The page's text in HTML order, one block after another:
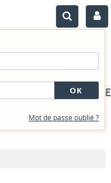
DOCUMENTAIRE
Mot de passe oublié ?